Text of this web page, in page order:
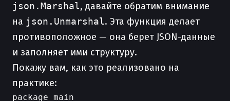
json.Marshal, давайте обратим внимание
на json.Unmarshal. Эта функция делает
противоположное — она берет JSON-данные
и заполняет ими структуру.
Покажу вам, как это реализовано на
практике:
package main